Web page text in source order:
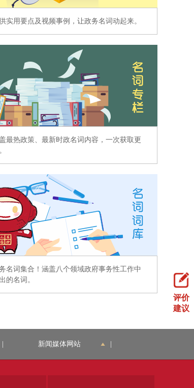
用要点及视频事例，让政务名词动起来。
热政策、最新时政名词内容，一次获取更
词集合！涵盖八个领域政府事务性工作中
的名词。
评价
建议
新闻媒体网站